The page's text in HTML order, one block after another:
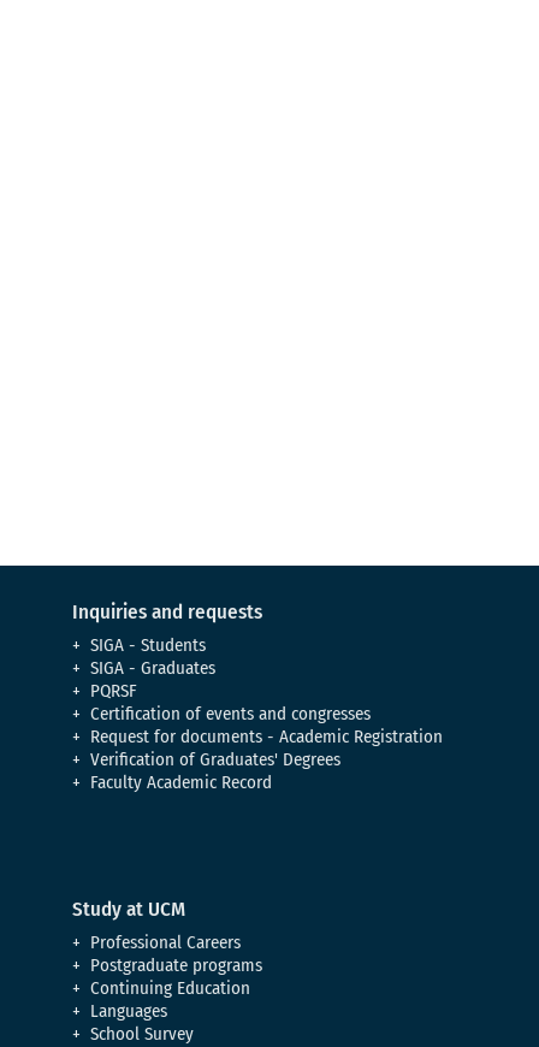
Inquiries and requests
SIGA - Students
SIGA - Graduates
PQRSF
Certification of events and congresses
Request for documents - Academic Registration
Verification of Graduates' Degrees
Faculty Academic Record
Study at UCM
Professional Careers
Postgraduate programs
Continuing Education
Languages
School Survey